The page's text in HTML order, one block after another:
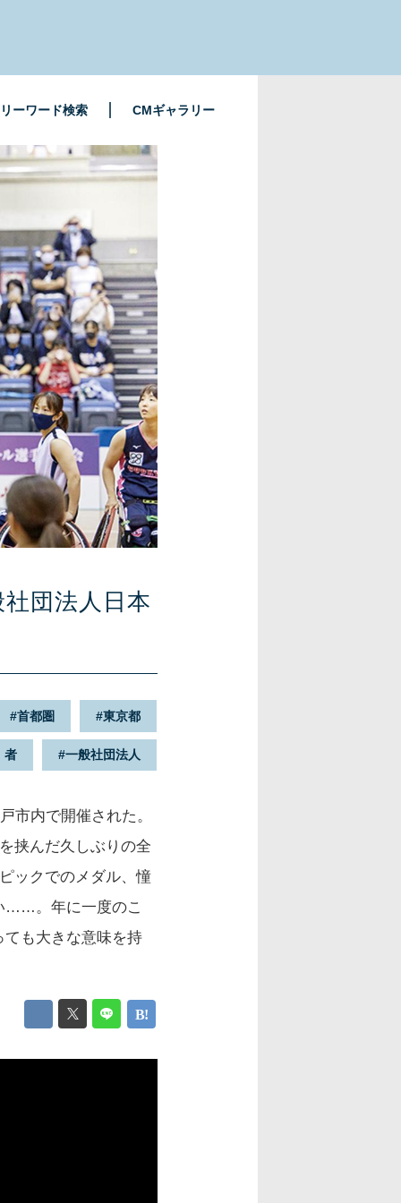
ーワード検索 CMギャラリー
団法人日本
首都圏 東京都
者 一般社団法人
市内で開催された。
挟んだ久しぶりの全
ックでのメダル、憧
……。年に一度のこ
も大きな意味を持